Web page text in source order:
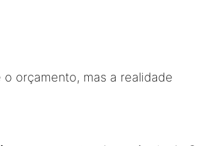
orçamento, mas a realidade